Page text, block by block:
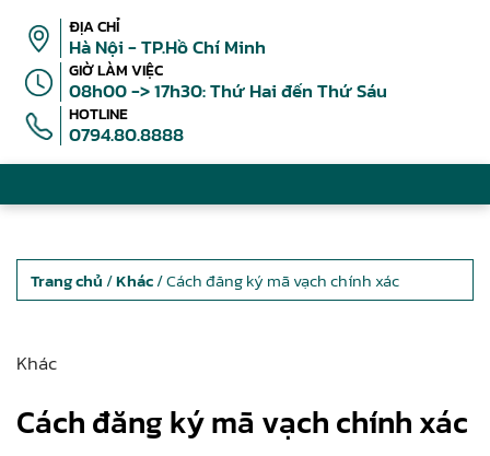
ĐỊA CHỈ
Hà Nội - TP.Hồ Chí Minh
GIỜ LÀM VIỆC
08h00 -> 17h30: Thứ Hai đến Thứ Sáu
HOTLINE
0794.80.8888
Trang chủ /Khác/ Cách đăng ký mã vạch chính xác
Khác
Cách đăng ký mã vạch chính xác